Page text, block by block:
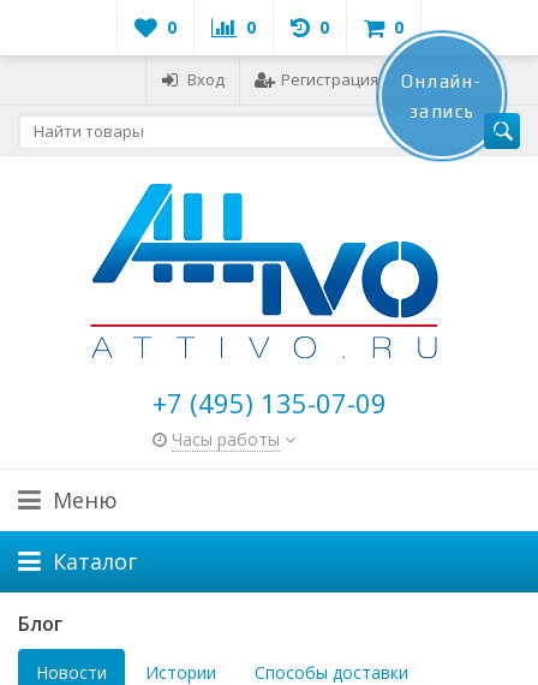
0 0 0 0
Вход Регистрация
+7 (495) 135-07-09
Часы работы
Меню
Каталог
Блог
Новости Истории Способы доставки
Онлайн-
запись